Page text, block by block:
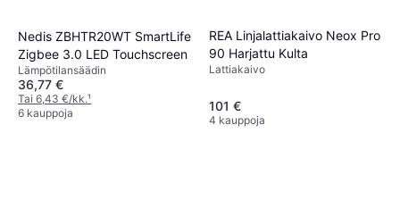
Vesisuodatin
80,01 €
Tai 13,98 €/kk. ¹
5 kauppoja
Nedis ZBHTR20WT SmartLife
Zigbee 3.0 LED Touchscreen
Lämpötilansäädin
36,77 €
Tai 6,43 €/kk.¹
6 kauppoja
REA Linjalattiakaivo Neox Pro
90 Harjattu Kulta
Lattiakaivo
101 €
4 kauppoja